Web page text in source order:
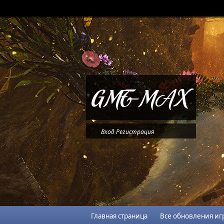
ВходРегистрация
Главная страница Все обновления